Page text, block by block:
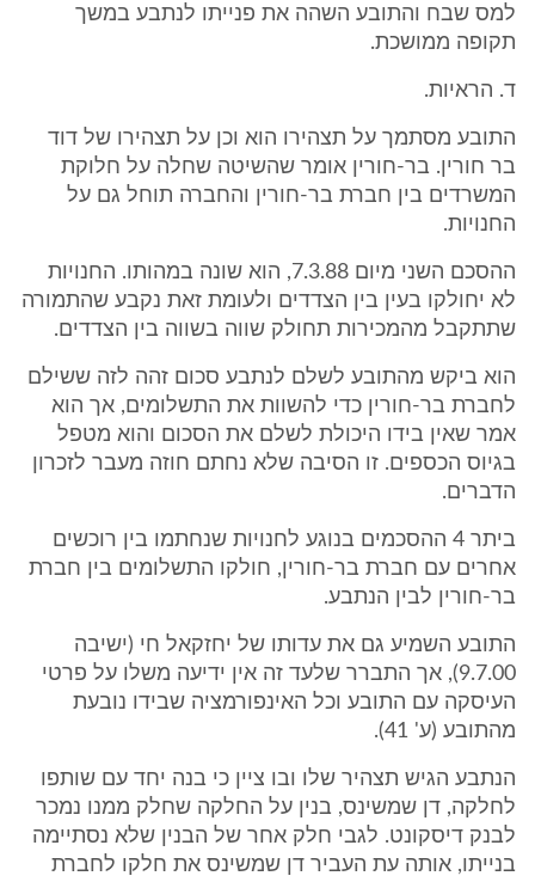
למס שבח והתובע השהה את פנייתו לנתבע במשך
תקופה ממושכת.
ד. הראיות.
התובע מסתמך על תצהירו הוא וכן על תצהירו של דוד
בר חורין. בר-חורין אומר שהשיטה שחלה על חלוקת
המשרדים בין חברת בר-חורין והחברה תוחל גם על
החנויות.
ההסכם השני מיום 7.3.88, הוא שונה במהותו. החנויות
לא יחולקו בעין בין הצדדים ולעומת זאת נקבע שהתמורה
שתתקבל מהמכירות תחולק שווה בשווה בין הצדדים.
הוא ביקש מהתובע לשלם לנתבע סכום זהה לזה ששילם
לחברת בר-חורין כדי להשוות את התשלומים, אך הוא
אמר שאין בידו היכולת לשלם את הסכום והוא מטפל
בגיוס הכספים. זו הסיבה שלא נחתם חוזה מעבר לזכרון
הדברים.
ביתר 4 ההסכמים בנוגע לחנויות שנחתמו בין רוכשים
אחרים עם חברת בר-חורין, חולקו התשלומים בין חברת
בר-חורין לבין הנתבע.
התובע השמיע גם את עדותו של יחזקאל חי (ישיבה
9.7.00), אך התברר שלעד זה אין ידיעה משלו על פרטי
העיסקה עם התובע וכל האינפורמציה שבידו נובעת
מהתובע (ע' 41).
הנתבע הגיש תצהיר שלו ובו ציין כי בנה יחד עם שותפו
לחלקה, דן שמשינס, בנין על החלקה שחלק ממנו נמכר
לבנק דיסקונט. לגבי חלק אחר של הבנין שלא נסתיימה
בנייתו, אותה עת העביר דן שמשינס את חלקו לחברת